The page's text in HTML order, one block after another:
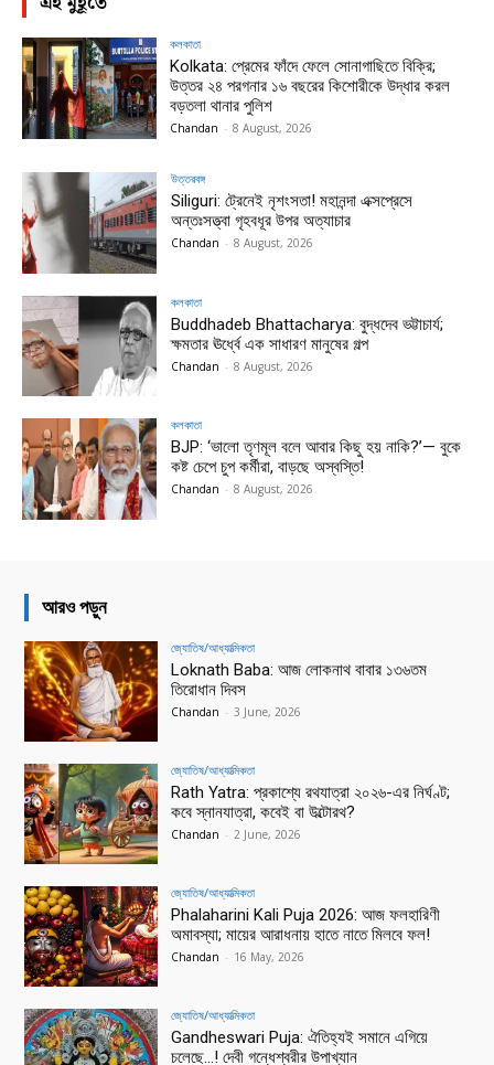
কলকাতা
Kolkata: প্রেমের ফাঁদে ফেলে সোনাগাছিতে বিক্রি;
উত্তর ২৪ পরগনার ১৬ বছরের কিশোরীকে উদ্ধার করল
বড়তলা থানার পুলিশ
Chandan - 8 August, 2026
উত্তরবঙ্গ
Siliguri: ট্রেনেই নৃশংসতা! মহানন্দা এক্সপ্রেসে
অন্তঃসত্ত্বা গৃহবধূর উপর অত্যাচার
Chandan - 8 August, 2026
কলকাতা
Buddhadeb Bhattacharya: বুদ্ধদেব ভট্টাচার্য;
ক্ষমতার ঊর্ধ্বে এক সাধারণ মানুষের গল্প
Chandan - 8 August, 2026
কলকাতা
BJP: ‘ভালো তৃণমূল বলে আবার কিছু হয় নাকি?’— বুকে
কষ্ট চেপে চুপ কর্মীরা, বাড়ছে অস্বস্তি!
Chandan - 8 August, 2026
আরও পড়ুন
জ্যোতিষ/আধ্যাত্মিকতা
Loknath Baba: আজ লোকনাথ বাবার ১৩৬তম
তিরোধান দিবস
Chandan - 3 June, 2026
জ্যোতিষ/আধ্যাত্মিকতা
Rath Yatra: প্রকাশ্যে রথযাত্রা ২০২৬-এর নির্ঘণ্ট;
কবে স্নানযাত্রা, কবেই বা উল্টোরথ?
Chandan - 2 June, 2026
জ্যোতিষ/আধ্যাত্মিকতা
Phalaharini Kali Puja 2026: আজ ফলহারিণী
অমাবস্যা; মায়ের আরাধনায় হাতে নাতে মিলবে ফল!
Chandan - 16 May, 2026
জ্যোতিষ/আধ্যাত্মিকতা
Gandheswari Puja: ঐতিহ্যই সমানে এগিয়ে
চলেছে…! দেবী গন্ধেশ্বরীর উপাখ্যান